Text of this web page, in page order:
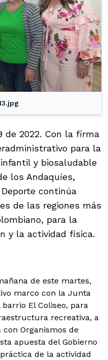
de 2022. Con la firma
para la
y biosaludable
los Andaquíes,
continúa
de las regiones más
para la
y la actividad física.
de este martes,
marco con la Junta
El Coliseo, para
recreativa, a
Organismos de
apuesta del Gobierno
de la actividad